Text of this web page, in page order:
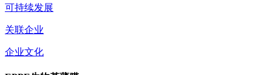
可持续发展
关联企业
企业文化